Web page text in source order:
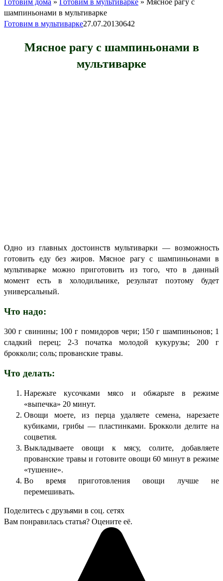
Готовим дома » Готовим в мультиварке » Мясное рагу с
шампиньонами в мультиварке
Готовим в мультиварке27.07.20130642
Мясное рагу с шампиньонами в
мультиварке
Одно из главных достоинств мультиварки — возможность
готовить еду без жиров. Мясное рагу с шампиньонами в
мультиварке можно приготовить из того, что в данный
момент есть в холодильнике, результат поэтому будет
универсальный.
Что надо:
300 г свинины; 100 г помидоров чери; 150 г шампиньонов; 1
сладкий перец; 2-3 початка молодой кукурузы; 200 г
брокколи; соль; прованские травы.
Что делать:
Нарежьте кусочками мясо и обжарьте в режиме
«выпечка» 20 минут.
Овощи моете, из перца удаляете семена, нарезаете
кубиками, грибы — пластинками. Брокколи делите на
соцветия.
Выкладываете овощи к мясу, солите, добавляете
прованские травы и готовите овощи 60 минут в режиме
«тушение».
Во время приготовления овощи лучше не
перемешивать.
Поделитесь с друзьями в соц. сетях
Вам понравилась статья? Оцените её.